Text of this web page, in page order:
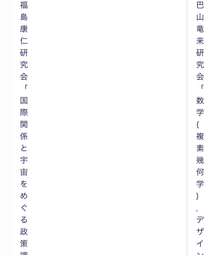
福
島
康
仁
研
究
会
「
国
際
関
係
と
宇
宙
を
め
ぐ
る
政
策
巴
山
竜
来
研
究
会
「
数
学
(
複
素
幾
何
学
)
デ
ザ
イ